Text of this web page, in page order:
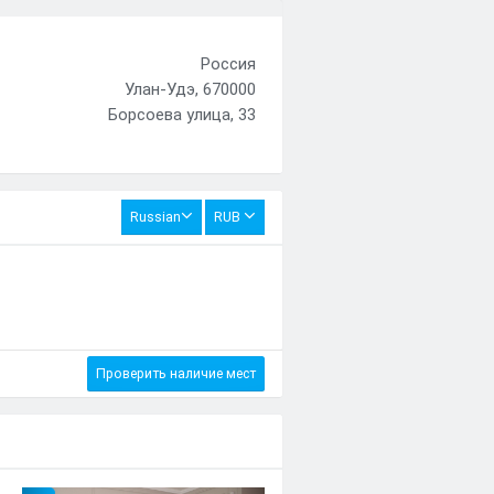
Россия
Улан-Удэ, 670000
Борсоева улица, 33
Russian RUB
Проверить наличие мест